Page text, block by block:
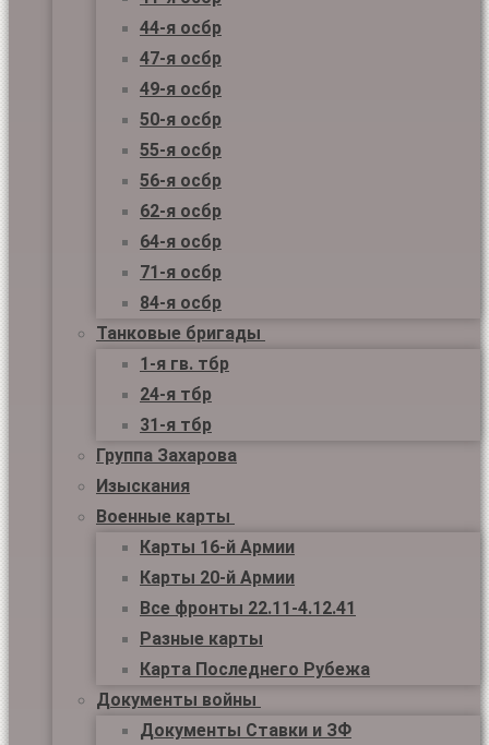
44-я осбр
47-я осбр
49-я осбр
50-я осбр
55-я осбр
56-я осбр
62-я осбр
64-я осбр
71-я осбр
84-я осбр
Танковые бригады
1-я гв. тбр
24-я тбр
31-я тбр
Группа Захарова
Изыскания
Военные карты
Карты 16-й Армии
Карты 20-й Армии
Все фронты 22.11-4.12.41
Разные карты
Карта Последнего Рубежа
Документы войны
Документы Ставки и ЗФ